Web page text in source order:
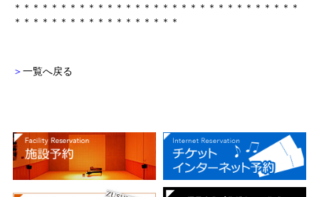
＊＊＊＊＊＊＊＊＊＊＊＊＊＊＊＊＊＊＊＊＊＊＊＊＊＊＊＊＊＊＊
＊＊＊＊＊＊＊＊＊＊＊＊＊＊＊＊＊＊
＞一覧へ戻る